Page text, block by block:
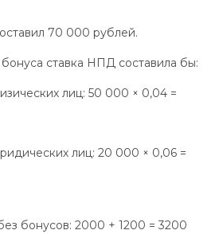
70 000 рублей.
бонуса ставка НПД составила бы:
лиц: 50 000 × 0,04 =
лиц: 20 000 × 0,06 =
бонусов: 2000 + 1200 = 3200